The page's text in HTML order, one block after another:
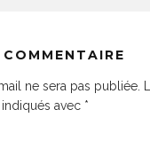
ne sera pas publiée.
avec *